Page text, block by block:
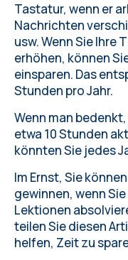
Tastatur, wenn er
Nachrichten
usw. Wenn Sie Ihre
erhöhen, können
einsparen. Das
Stunden pro Jahr.
Wenn man
etwa 10 Stunden
könnten Sie jedes
Im Ernst, Sie
gewinnen, wenn
Lektionen
teilen Sie diesen
helfen, Zeit zu